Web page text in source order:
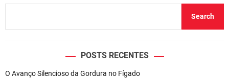
Search
POSTS RECENTES
O Avanço Silencioso da Gordura no Fígado